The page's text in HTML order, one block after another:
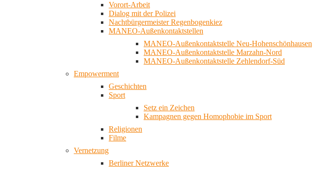
Vorort-Arbeit
Dialog mit der Polizei
Nachtbürgermeister Regenbogenkiez
MANEO-Außenkontaktstellen
MANEO-Außenkontaktstelle Neu-Hohenschönhausen
MANEO-Außenkontaktstelle Marzahn-Nord
MANEO-Außenkontaktstelle Zehlendorf-Süd
Empowerment
Geschichten
Sport
Setz ein Zeichen
Kampagnen gegen Homophobie im Sport
Religionen
Filme
Vernetzung
Berliner Netzwerke